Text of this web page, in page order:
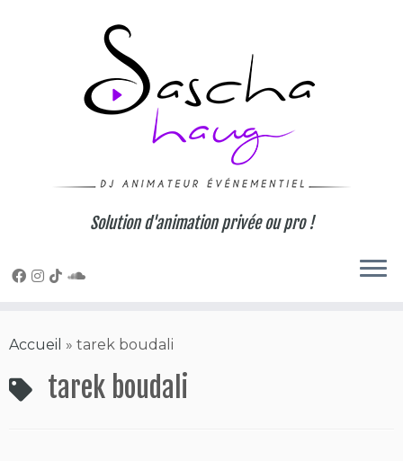
Solution d'animation privée ou pro !
Accueil » tarek boudali
tarek boudali